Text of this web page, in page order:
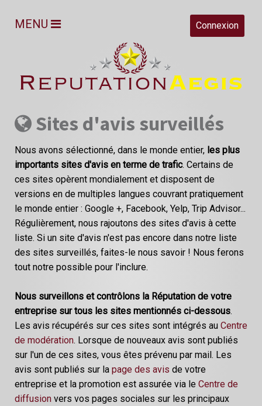
Connexion
MENU
Sites d'avis surveillés
Nous avons sélectionné, dans le monde entier, les plus
importants sites d'avis en terme de trafic. Certains de
ces sites opèrent mondialement et disposent de
versions en de multiples langues couvrant pratiquement
le monde entier : Google +, Facebook, Yelp, Trip Advisor...
Régulièrement, nous rajoutons des sites d'avis à cette
liste. Si un site d'avis n'est pas encore dans notre liste
des sites surveillés, faites-le nous savoir ! Nous ferons
tout notre possible pour l'inclure.
Nous surveillons et contrôlons la Réputation de votre
entreprise sur tous les sites mentionnés ci-dessous.
Les avis récupérés sur ces sites sont intégrés au Centre
de modération. Lorsque de nouveaux avis sont publiés
sur l'un de ces sites, vous êtes prévenu par mail. Les
avis sont publiés sur la page des avis de votre
entreprise et la promotion est assurée via le Centre de
diffusion vers vos pages sociales sur les principaux